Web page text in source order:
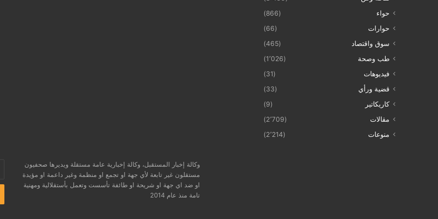
حواء
(866)
حوارات
(66)
سوق واقتصاد
(465)
طب وصحة
(1٬026)
فيديوهات
(31)
قضية ورأي
(33)
كاريكاتير
(9)
مقالات
(2٬709)
منوعات
(2٬214)
وكالة إخبار المستقبل، وكالة إخبارية عامة مستقلة ويديرها صحفيون
مستقلون غير تابعة لأي جهة او تجمع او منظمة وغير داعمة او مؤيدة
او ضد اي جهة او شريحة او طائفة تأسست وتعمل بأستقلالية ومهنية
تامة منذ عام 2014